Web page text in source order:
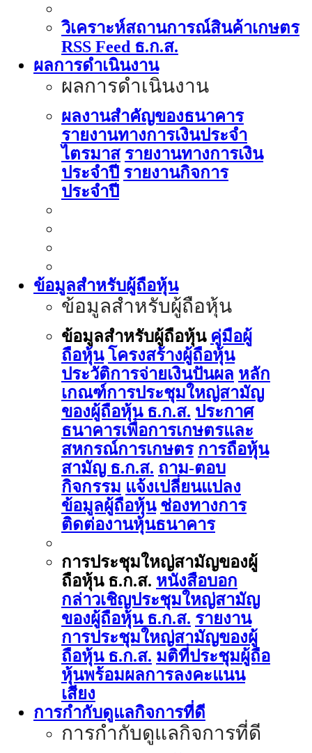
วิเคราะห์สถานการณ์สินค้าเกษตร
RSS Feed ธ.ก.ส.
ผลการดำเนินงาน
ผลการดำเนินงาน
ผลงานสำคัญของธนาคาร
รายงานทางการเงินประจำ
ไตรมาส รายงานทางการเงิน
ประจำปี รายงานกิจการ
ประจำปี
ข้อมูลสำหรับผู้ถือหุ้น
ข้อมูลสำหรับผู้ถือหุ้น
ข้อมูลสำหรับผู้ถือหุ้น คู่มือผู้
ถือหุ้น โครงสร้างผู้ถือหุ้น
ประวัติการจ่ายเงินปันผล หลัก
เกณฑ์การประชุมใหญ่สามัญ
ของผู้ถือหุ้น ธ.ก.ส. ประกาศ
ธนาคารเพื่อการเกษตรและ
สหกรณ์การเกษตร การถือหุ้น
สามัญ ธ.ก.ส. ถาม-ตอบ
กิจกรรม แจ้งเปลี่ยนแปลง
ข้อมูลผู้ถือหุ้น ช่องทางการ
ติดต่องานหุ้นธนาคาร
การประชุมใหญ่สามัญของผู้
ถือหุ้น ธ.ก.ส. หนังสือบอก
กล่าวเชิญประชุมใหญ่สามัญ
ของผู้ถือหุ้น ธ.ก.ส. รายงาน
การประชุมใหญ่สามัญของผู้
ถือหุ้น ธ.ก.ส. มติที่ประชุมผู้ถือ
หุ้นพร้อมผลการลงคะแนน
เสียง
การกำกับดูแลกิจการที่ดี
การกำกับดูแลกิจการที่ดี